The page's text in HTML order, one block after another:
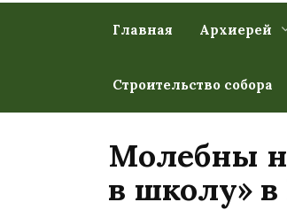
Главная Архиерей
Строительство собора
Молебны
в школу»